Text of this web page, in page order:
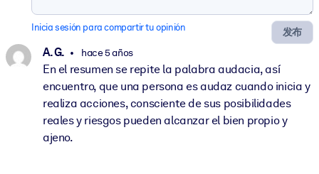
发布
Inicia sesión para compartir tu opinión
A. G. hace 5 años
En el resumen se repite la palabra audacia, así
encuentro, que una persona es audaz cuando inicia y
realiza acciones, consciente de sus posibilidades
reales y riesgos pueden alcanzar el bien propio y
ajeno.